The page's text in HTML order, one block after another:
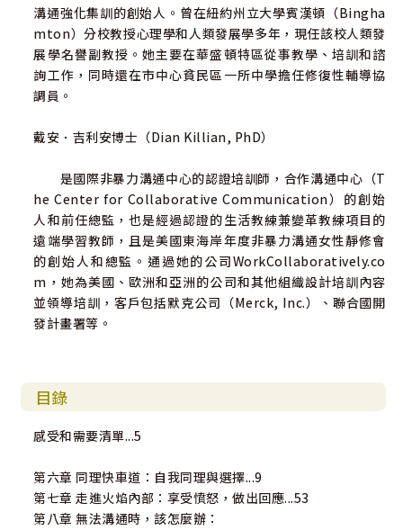
溝通強化集訓的創始人。曾在紐約州立大學賓漢頓（Bingha
mton）分校教授心理學和人類發展學多年，現任該校人類發
展學名譽副教授。她主要在華盛頓特區從事教學、培訓和諮
詢工作，同時還在市中心貧民區一所中學擔任修復性輔導協
調員。
戴安．吉利安博士（Dian Killian, PhD）
是國際非暴力溝通中心的認證培訓師，合作溝通中心（T
he Center for Collaborative Communication）的創始
人和前任總監，也是經過認證的生活教練兼變革教練項目的
遠端學習教師，且是美國東海岸年度非暴力溝通女性靜修會
的創始人和總監。通過她的公司WorkCollaboratively.co
m，她為美國、歐洲和亞洲的公司和其他組織設計培訓內容
並領導培訓，客戶包括默克公司（Merck, Inc.）、聯合國開
發計畫署等。
目錄
感受和需要清單...5
第六章 同理快車道：自我同理與選擇...9
第七章 走進火焰內部：享受憤怒，做出回應...53
第八章 無法溝通時，該怎麼辦：